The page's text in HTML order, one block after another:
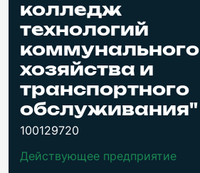
колледж
технологий
коммунального
хозяйства и
транспортного
обслуживания"
100129720
Действующее предприятие